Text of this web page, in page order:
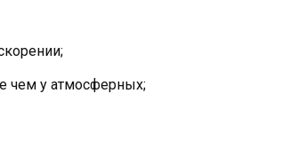
чем у атмосферных;